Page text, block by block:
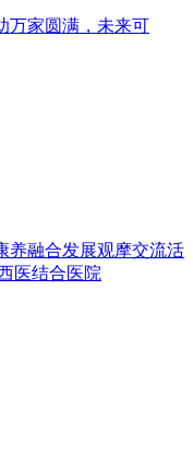
万家圆满，未来可
养融合发展观摩交流活
医结合医院